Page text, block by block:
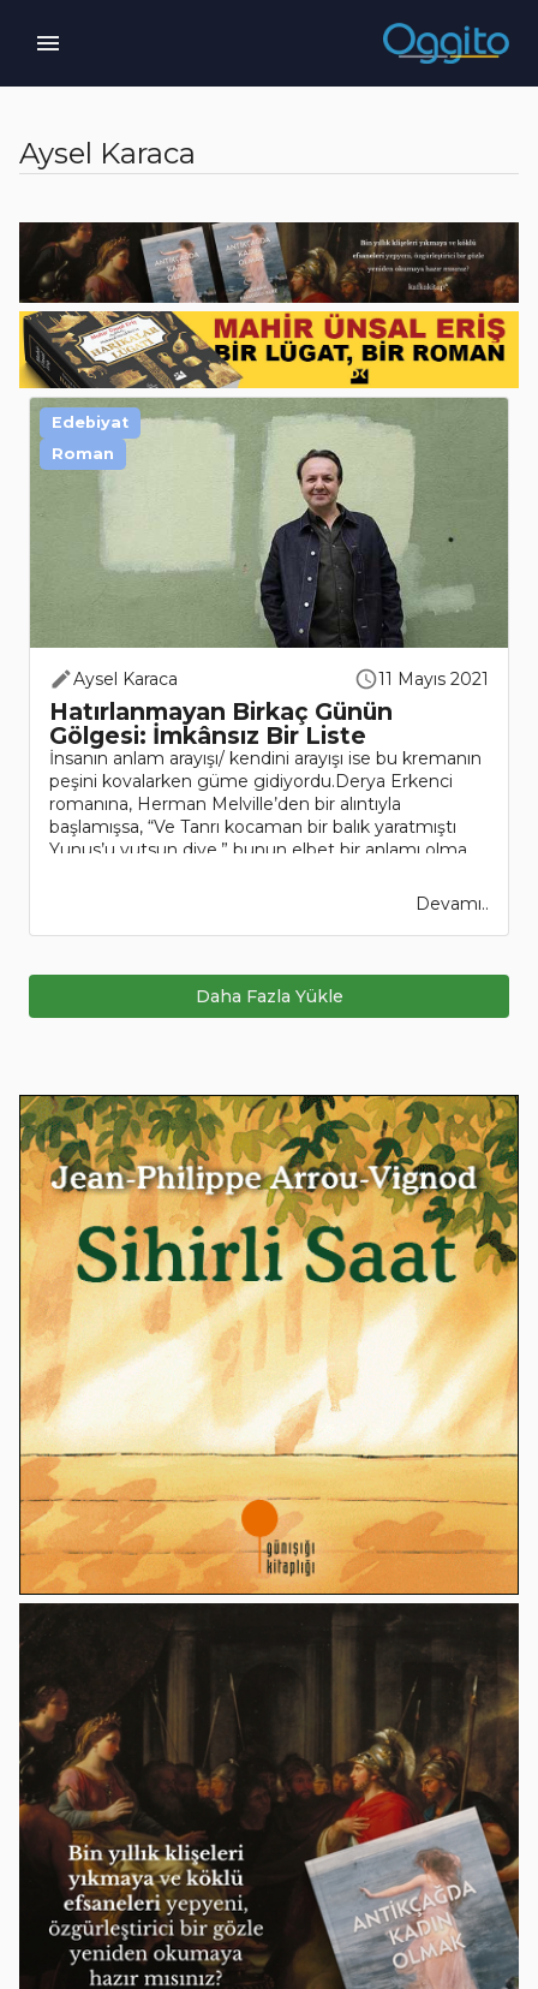
Aysel Karaca
Aysel Karaca 11 Mayıs 2021
Hatırlanmayan Birkaç Günün
Gölgesi: İmkânsız Bir Liste
İnsanın anlam arayışı/ kendini arayışı ise bu kremanın
peşini kovalarken güme gidiyordu.Derya Erkenci
romanına, Herman Melville’den bir alıntıyla
başlamışsa, “Ve Tanrı kocaman bir balık yaratmıştı
Yunus’u yutsun diye,” bunun elbet bir anlamı olma..
Devamı..
Edebiyat
Roman
Daha Fazla Yükle